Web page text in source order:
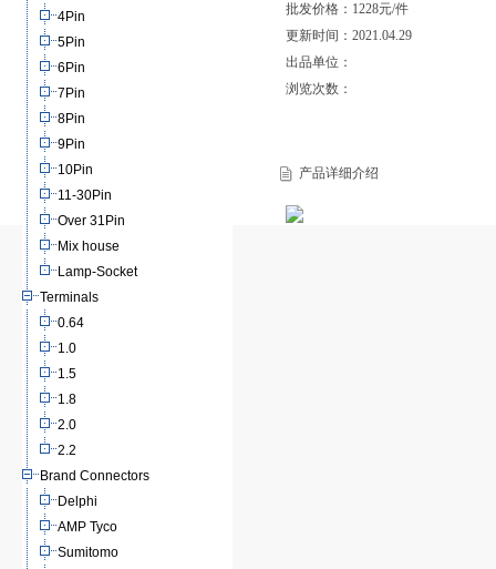
4Pin
5Pin
6Pin
7Pin
8Pin
9Pin
10Pin
11-30Pin
Over 31Pin
Mix house
Lamp-Socket
Terminals
0.64
1.0
1.5
1.8
2.0
2.2
Brand Connectors
Delphi
AMP Tyco
Sumitomo
批发价格：1228元/件
更新时间：2021.04.29
出品单位：
浏览次数：
产品详细介绍